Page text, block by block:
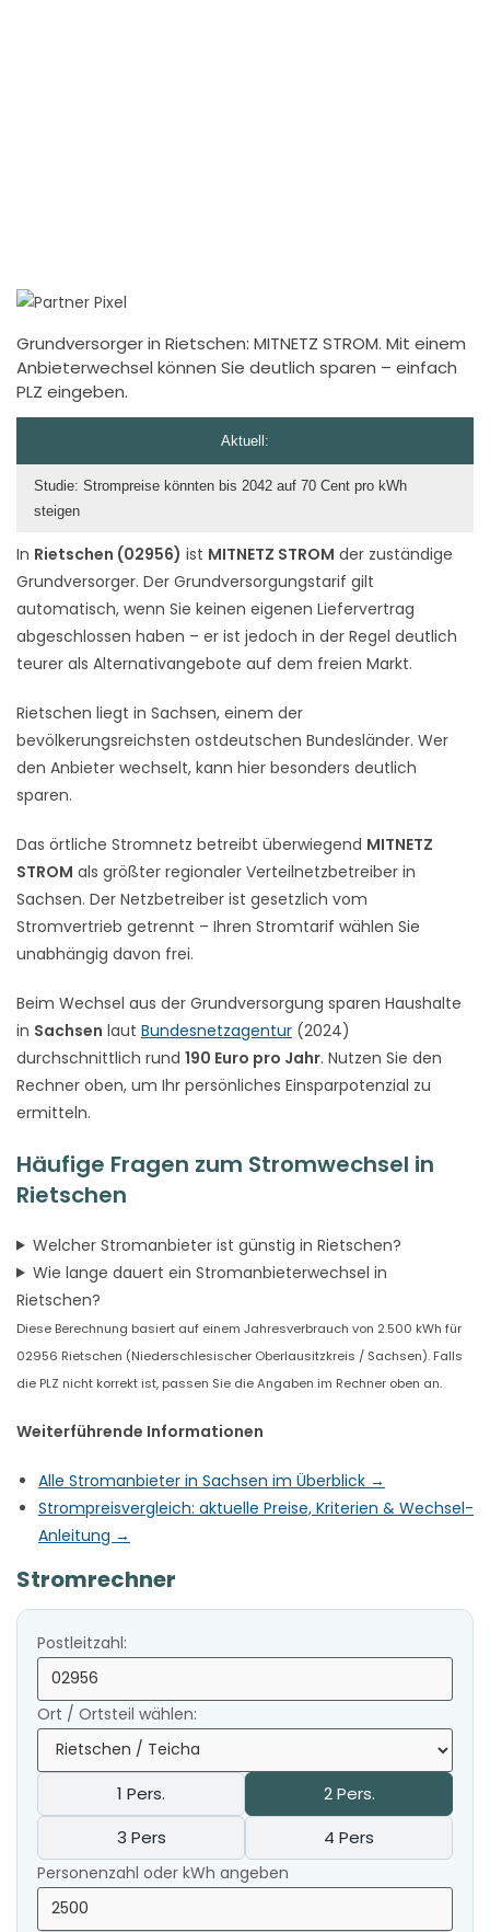
Grundversorger in Rietschen: MITNETZ STROM. Mit einem
Anbieterwechsel können Sie deutlich sparen – einfach
PLZ eingeben.
In Rietschen (02956) ist MITNETZ STROM der zuständige
Grundversorger. Der Grundversorgungstarif gilt
automatisch, wenn Sie keinen eigenen Liefervertrag
abgeschlossen haben – er ist jedoch in der Regel deutlich
teurer als Alternativangebote auf dem freien Markt.
Rietschen liegt in Sachsen, einem der
bevölkerungsreichsten ostdeutschen Bundesländer. Wer
den Anbieter wechselt, kann hier besonders deutlich
sparen.
Das örtliche Stromnetz betreibt überwiegend MITNETZ
STROM als größter regionaler Verteilnetzbetreiber in
Sachsen. Der Netzbetreiber ist gesetzlich vom
Stromvertrieb getrennt – Ihren Stromtarif wählen Sie
unabhängig davon frei.
Beim Wechsel aus der Grundversorgung sparen Haushalte
in Sachsen laut Bundesnetzagentur (2024)
durchschnittlich rund 190 Euro pro Jahr. Nutzen Sie den
Rechner oben, um Ihr persönliches Einsparpotenzial zu
ermitteln.
Häufige Fragen zum Stromwechsel in
Rietschen
Welcher Stromanbieter ist günstig in Rietschen?
Wie lange dauert ein Stromanbieterwechsel in
Rietschen?
Diese Berechnung basiert auf einem Jahresverbrauch von 2.500 kWh für
02956 Rietschen (Niederschlesischer Oberlausitzkreis / Sachsen). Falls
die PLZ nicht korrekt ist, passen Sie die Angaben im Rechner oben an.
Weiterführende Informationen
Alle Stromanbieter in Sachsen im Überblick →
Strompreisvergleich: aktuelle Preise, Kriterien & Wechsel-
Anleitung →
Aktuell:
Studie: Strompreise könnten bis 2042 auf 70 Cent pro kWh
steigen
Stromrechner
Postleitzahl:
Ort / Ortsteil wählen:
1 Pers.
2 Pers.
3 Pers
4 Pers
Personenzahl oder kWh angeben